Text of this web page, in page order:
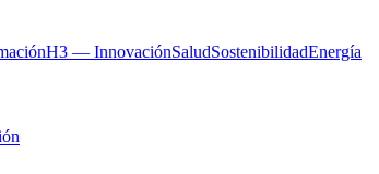
H3 — InnovaciónSaludSostenibilidadEnergía